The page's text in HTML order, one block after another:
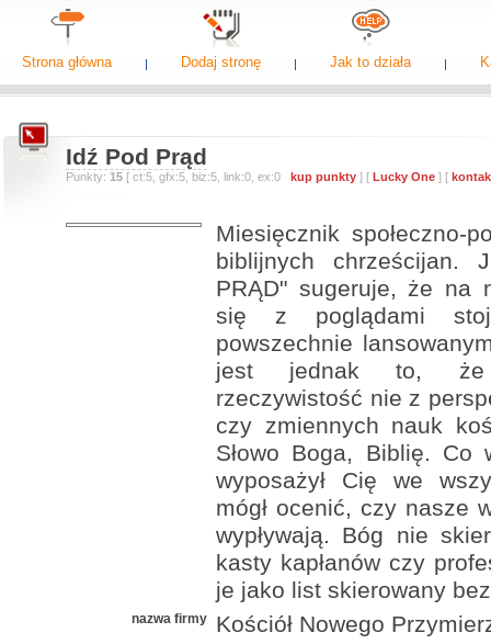
Strona główna Dodaj stronę Jak to działa
Idź Pod Prąd
Punkty: 15 [ ct:5, gfx:5, biz:5, link:0, ex:0 kup punkty ] [ Lucky One ] [
Miesięcznik społeczno-
biblijnych chrześcijan.
PRĄD" sugeruje, że na
się z poglądami
powszechnie
jest jednak to, że
rzeczywistość nie z
czy zmiennych nauk
Słowo Boga, Biblię. Co
wyposażył Cię we
mógł ocenić, czy nasze
wypływają. Bóg nie
kasty kapłanów czy
je jako list skierowany
nazwa firmy Kościół Nowego